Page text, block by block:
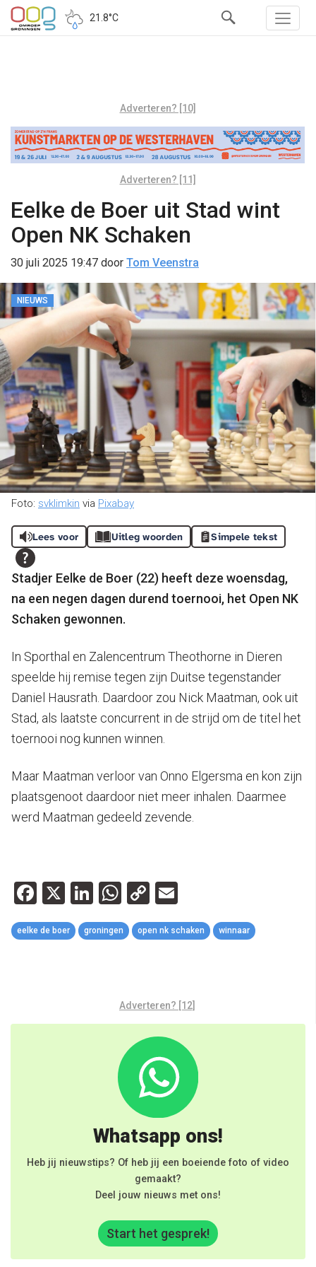
21.8°C
Adverteren? [10]
Adverteren? [11]
Eelke de Boer uit Stad wint
Open NK Schaken
30 juli 2025 19:47 door Tom Veenstra
NIEUWS
Foto: svklimkin via Pixabay
Lees voor Uitleg woorden Simpele tekst
Stadjer Eelke de Boer (22) heeft deze woensdag,
na een negen dagen durend toernooi, het Open NK
Schaken gewonnen.
In Sporthal en Zalencentrum Theothorne in Dieren
speelde hij remise tegen zijn Duitse tegenstander
Daniel Hausrath. Daardoor zou Nick Maatman, ook uit
Stad, als laatste concurrent in de strijd om de titel het
toernooi nog kunnen winnen.
Maar Maatman verloor van Onno Elgersma en kon zijn
plaatsgenoot daardoor niet meer inhalen. Daarmee
werd Maatman gedeeld zevende.
Facebook
X LinkedIn
WhatsApp
Copy
Link
eelke de boer groningen open nk schaken winnaar
Adverteren? [12]
Whatsapp ons!
Heb jij nieuwstips? Of heb jij een boeiende foto of video
gemaakt?
Deel jouw nieuws met ons!
Start het gesprek!